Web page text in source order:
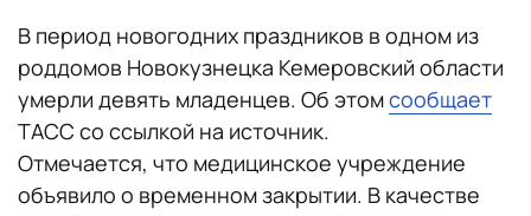
В период новогодних праздников в одном из
роддомов Новокузнецка Кемеровский области
умерли девять младенцев. Об этомсообщает
ТАСС со ссылкой на источник.
Отмечается, что медицинское учреждение
объявило о временном закрытии. В качестве